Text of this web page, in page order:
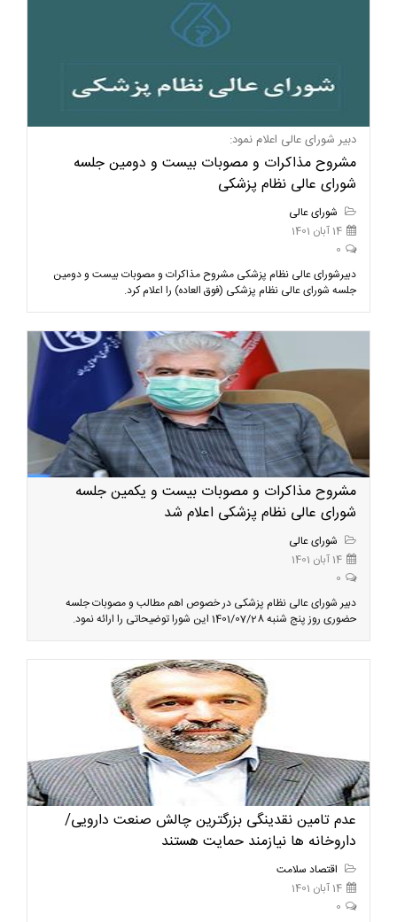
دبیر شورای عالی اعلام نمود:
مشروح مذاکرات و مصوبات بیست و دومین جلسه
شورای عالی نظام پزشکی
شورای عالی
14 آبان 1401
0
دبیرشورای عالی نظام پزشکی مشروح مذاکرات و مصوبات بیست و دومین
جلسه شورای عالی نظام پزشکی (فوق العاده) را اعلام کرد.
مشروح مذاکرات و مصوبات بیست و یکمین جلسه
شورای عالی نظام پزشکی اعلام شد
شورای عالی
14 آبان 1401
0
دبیر شورای عالی نظام پزشکی در خصوص اهم مطالب و مصوبات جلسه
حضوری روز پنج شنبه 1401/07/28 این شورا توضیحاتی را ارائه نمود.
عدم تامین نقدینگی بزرگترین چالش صنعت دارویی/
داروخانه ها نیازمند حمایت هستند
اقتصاد سلامت
14 آبان 1401
0